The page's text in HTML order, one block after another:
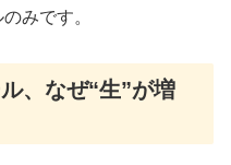
みです。
、なぜ“生”が増